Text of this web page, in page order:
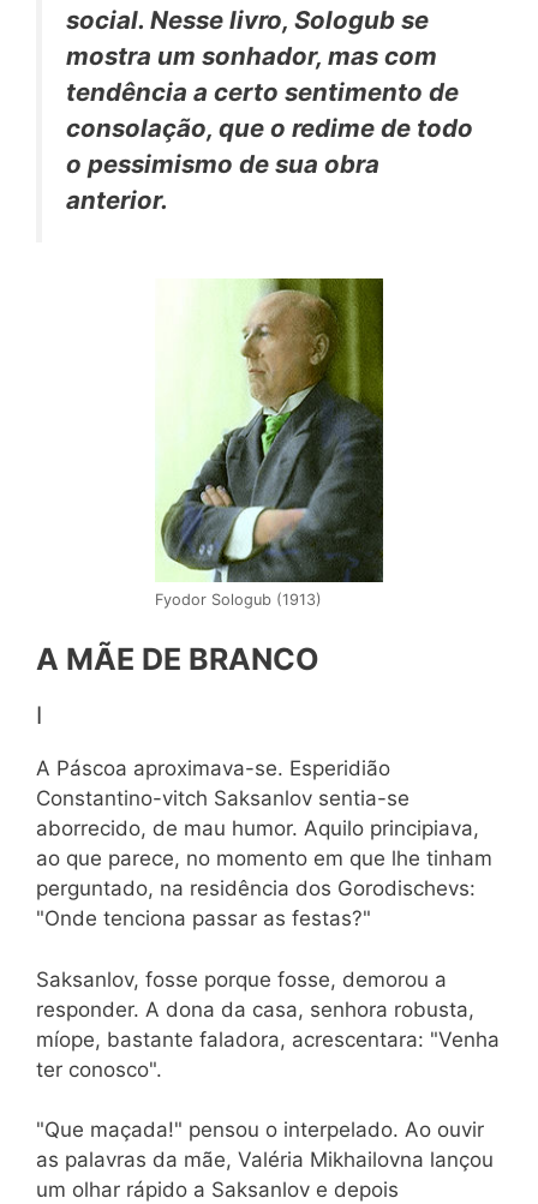
social. Nesse livro, Sologub se
mostra um sonhador, mas com
tendência a certo sentimento de
consolação, que o redime de todo
o pessimismo de sua obra
anterior.
Fyodor Sologub (1913)
A MÃE DE BRANCO
I
A Páscoa aproximava-se. Esperidião
Constantino-vitch Saksanlov sentia-se
aborrecido, de mau humor. Aquilo principiava,
ao que parece, no momento em que lhe tinham
perguntado, na residência dos Gorodischevs:
"Onde tenciona passar as festas?"
Saksanlov, fosse porque fosse, demorou a
responder. A dona da casa, senhora robusta,
míope, bastante faladora, acrescentara: "Venha
ter conosco".
"Que maçada!" pensou o interpelado. Ao ouvir
as palavras da mãe, Valéria Mikhailovna lançou
um olhar rápido a Saksanlov e depois